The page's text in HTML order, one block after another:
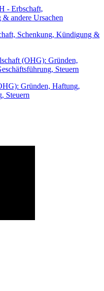
Schenkung, Kündigung &
Gründen, Haftung,
Steuern